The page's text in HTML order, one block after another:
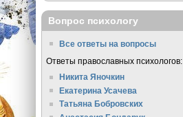
Вопрос психологу
Все ответы на вопросы
Ответы православных психологов:
Никита Яночкин
Екатерина Усачева
Татьяна Бобровских